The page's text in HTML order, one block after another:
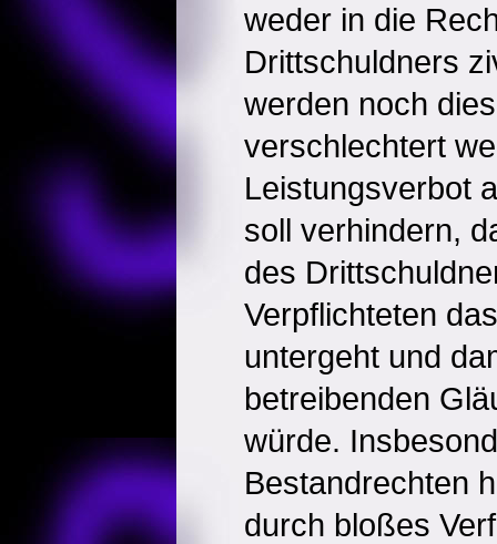
weder in die
Drittschuldners
werden noch
verschlechtert
Leistungsverbot
soll verhindern,
des
Verpflichteten
untergeht und
betreibenden
würde.
Bestandrechten
durch bloßes